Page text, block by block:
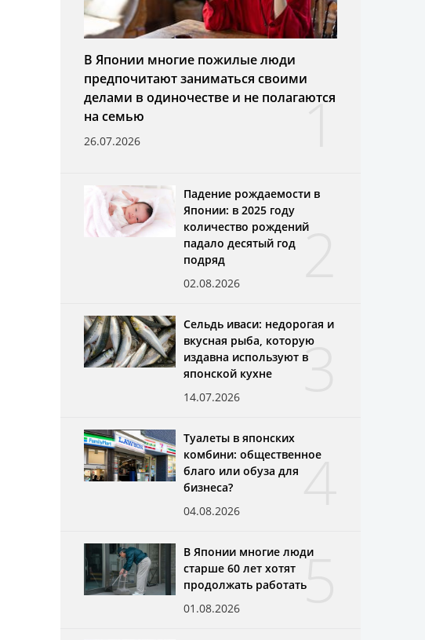
1
В Японии многие пожилые люди
предпочитают заниматься своими
делами в одиночестве и не полагаются
на семью
26.07.2026
2
Падение рождаемости в
Японии: в 2025 году
количество рождений
падало десятый год
подряд
02.08.2026
3
Сельдь иваси: недорогая и
вкусная рыба, которую
издавна используют в
японской кухне
14.07.2026
4
Туалеты в японских
комбини: общественное
благо или обуза для
бизнеса?
04.08.2026
5
В Японии многие люди
старше 60 лет хотят
продолжать работать
01.08.2026